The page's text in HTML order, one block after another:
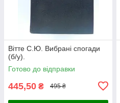
Вітте С.Ю. Вибрані спогади
(б/у).
Готово до відправки
445,50 ₴ 495 ₴